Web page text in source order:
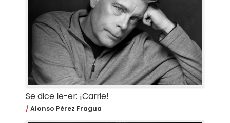
Se dice le-er: ¡Carrie!
Alonso Pérez Fragua